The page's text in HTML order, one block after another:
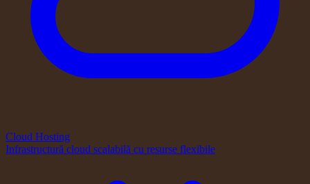
Cloud Hosting
Infrastructură cloud scalabilă cu resurse flexibile